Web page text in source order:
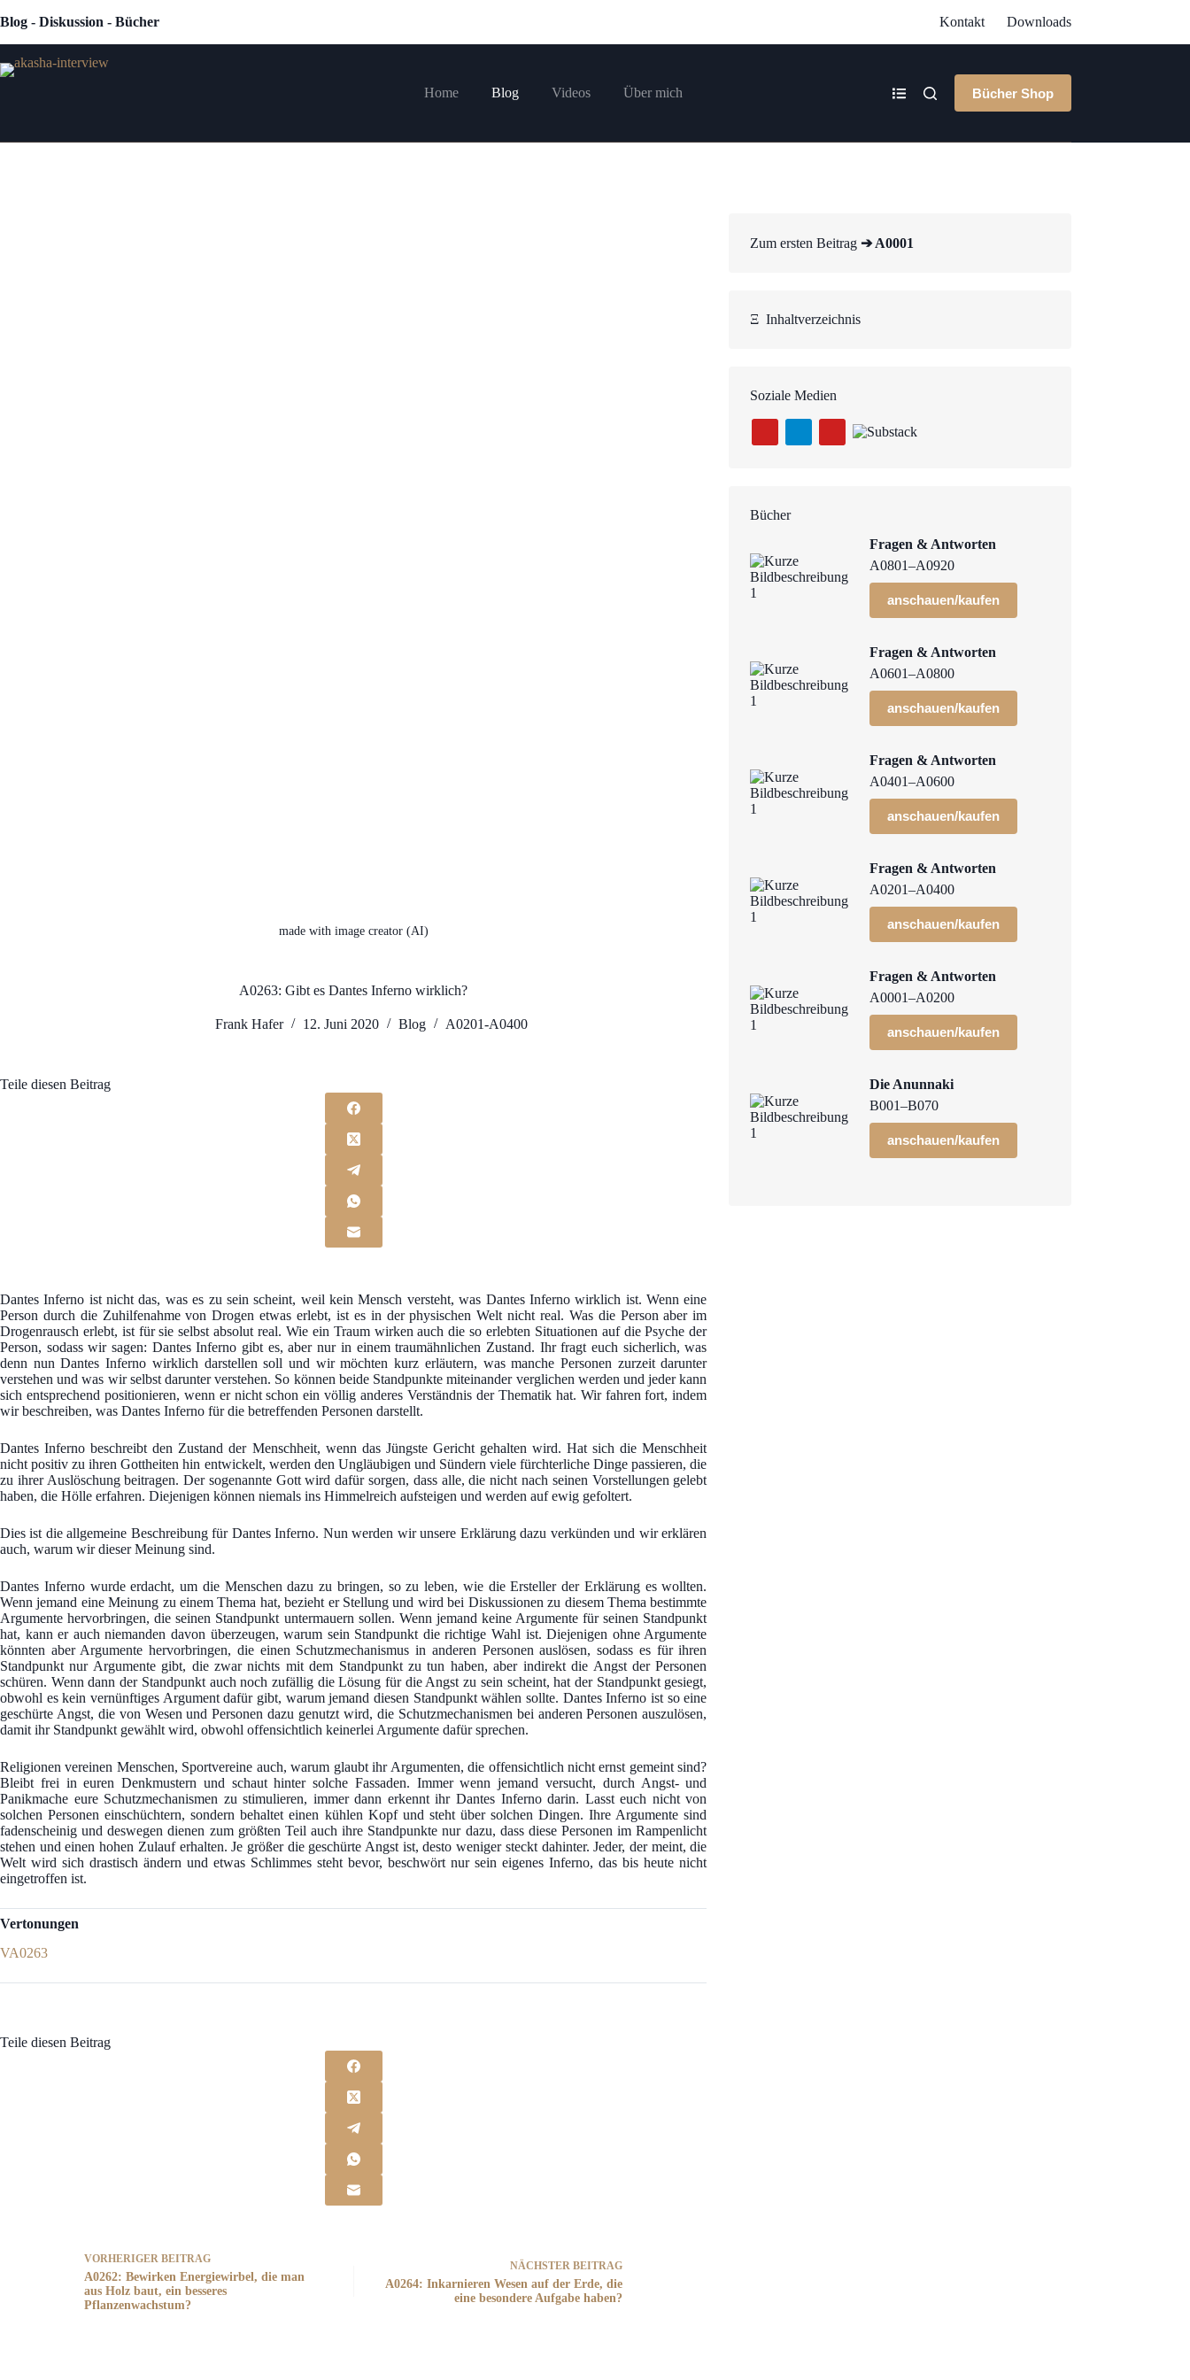
Inhalt
Blog - Diskussion - Bücher Kontakt Downloads
Home Blog Videos Über mich Bücher Shop
made with image creator (AI)
A0263: Gibt es Dantes Inferno wirklich?
Frank Hafer 12. Juni 2020 Blog A0201-A0400
Teile diesen Beitrag
Dantes Inferno ist nicht das, was es zu sein scheint, weil kein Mensch versteht, was Dantes Inferno wirklich ist. Wenn eine
Person durch die Zuhilfenahme von Drogen etwas erlebt, ist es in der physischen Welt nicht real. Was die Person aber im
Drogenrausch erlebt, ist für sie selbst absolut real. Wie ein Traum wirken auch die so erlebten Situationen auf die Psyche der
Person, sodass wir sagen: Dantes Inferno gibt es, aber nur in einem traumähnlichen Zustand. Ihr fragt euch sicherlich, was
denn nun Dantes Inferno wirklich darstellen soll und wir möchten kurz erläutern, was manche Personen zurzeit darunter
verstehen und was wir selbst darunter verstehen. So können beide Standpunkte miteinander verglichen werden und jeder kann
sich entsprechend positionieren, wenn er nicht schon ein völlig anderes Verständnis der Thematik hat. Wir fahren fort, indem
wir beschreiben, was Dantes Inferno für die betreffenden Personen darstellt.
Dantes Inferno beschreibt den Zustand der Menschheit, wenn das Jüngste Gericht gehalten wird. Hat sich die Menschheit
nicht positiv zu ihren Gottheiten hin entwickelt, werden den Ungläubigen und Sündern viele fürchterliche Dinge passieren, die
zu ihrer Auslöschung beitragen. Der sogenannte Gott wird dafür sorgen, dass alle, die nicht nach seinen Vorstellungen gelebt
haben, die Hölle erfahren. Diejenigen können niemals ins Himmelreich aufsteigen und werden auf ewig gefoltert.
Dies ist die allgemeine Beschreibung für Dantes Inferno. Nun werden wir unsere Erklärung dazu verkünden und wir erklären
auch, warum wir dieser Meinung sind.
Dantes Inferno wurde erdacht, um die Menschen dazu zu bringen, so zu leben, wie die Ersteller der Erklärung es wollten.
Wenn jemand eine Meinung zu einem Thema hat, bezieht er Stellung und wird bei Diskussionen zu diesem Thema bestimmte
Argumente hervorbringen, die seinen Standpunkt untermauern sollen. Wenn jemand keine Argumente für seinen Standpunkt
hat, kann er auch niemanden davon überzeugen, warum sein Standpunkt die richtige Wahl ist. Diejenigen ohne Argumente
könnten aber Argumente hervorbringen, die einen Schutzmechanismus in anderen Personen auslösen, sodass es für ihren
Standpunkt nur Argumente gibt, die zwar nichts mit dem Standpunkt zu tun haben, aber indirekt die Angst der Personen
schüren. Wenn dann der Standpunkt auch noch zufällig die Lösung für die Angst zu sein scheint, hat der Standpunkt gesiegt,
obwohl es kein vernünftiges Argument dafür gibt, warum jemand diesen Standpunkt wählen sollte. Dantes Inferno ist so eine
geschürte Angst, die von Wesen und Personen dazu genutzt wird, die Schutzmechanismen bei anderen Personen auszulösen,
damit ihr Standpunkt gewählt wird, obwohl offensichtlich keinerlei Argumente dafür sprechen.
Religionen vereinen Menschen, Sportvereine auch, warum glaubt ihr Argumenten, die offensichtlich nicht ernst gemeint sind?
Bleibt frei in euren Denkmustern und schaut hinter solche Fassaden. Immer wenn jemand versucht, durch Angst- und
Panikmache eure Schutzmechanismen zu stimulieren, immer dann erkennt ihr Dantes Inferno darin. Lasst euch nicht von
solchen Personen einschüchtern, sondern behaltet einen kühlen Kopf und steht über solchen Dingen. Ihre Argumente sind
fadenscheinig und deswegen dienen zum größten Teil auch ihre Standpunkte nur dazu, dass diese Personen im Rampenlicht
stehen und einen hohen Zulauf erhalten. Je größer die geschürte Angst ist, desto weniger steckt dahinter. Jeder, der meint, die
Welt wird sich drastisch ändern und etwas Schlimmes steht bevor, beschwört nur sein eigenes Inferno, das bis heute nicht
eingetroffen ist.
Vertonungen
VA0263
Teile diesen Beitrag
VORHERIGER BEITRAG
A0262: Bewirken Energiewirbel, die man
aus Holz baut, ein besseres
Pflanzenwachstum?
NÄCHSTERBEITRAG
A0264: Inkarnieren Wesen auf der Erde, die
eine besondere Aufgabe haben?
Zum ersten Beitrag ➔ A0001
ΞInhaltverzeichnis
Soziale Medien
Bücher
Fragen & Antworten
A0801–A0920
anschauen/kaufen
Fragen & Antworten
A0601–A0800
anschauen/kaufen
Fragen & Antworten
A0401–A0600
anschauen/kaufen
Fragen & Antworten
A0201–A0400
anschauen/kaufen
Fragen & Antworten
A0001–A0200
anschauen/kaufen
Die Anunnaki
B001–B070
anschauen/kaufen